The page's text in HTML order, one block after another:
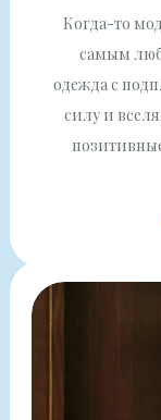
Когда-то
самым
одежда с
силу и